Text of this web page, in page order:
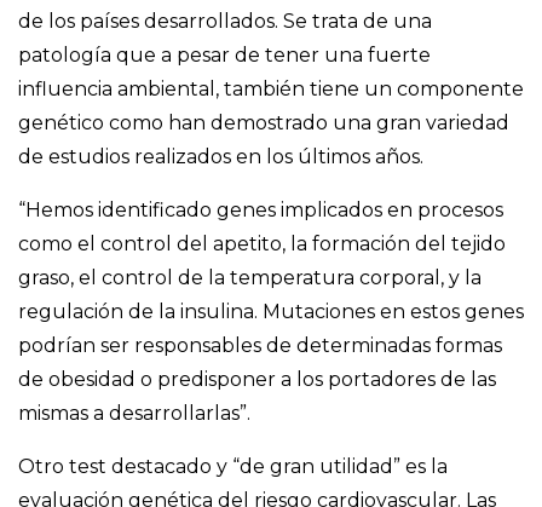
de los países desarrollados. Se trata de una
patología que a pesar de tener una fuerte
influencia ambiental, también tiene un componente
genético como han demostrado una gran variedad
de estudios realizados en los últimos años.
“Hemos identificado genes implicados en procesos
como el control del apetito, la formación del tejido
graso, el control de la temperatura corporal, y la
regulación de la insulina. Mutaciones en estos genes
podrían ser responsables de determinadas formas
de obesidad o predisponer a los portadores de las
mismas a desarrollarlas”.
Otro test destacado y “de gran utilidad” es la
evaluación genética del riesgo cardiovascular. Las